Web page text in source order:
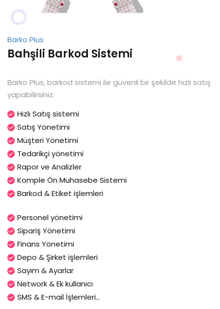
Barko Plus
Bahşili Barkod Sistemi
Barko Plus, barkod sistemi ile güvenli bir şekilde hızlı satış
yapabilirsiniz.
Hızlı Satış sistemi
Satış Yönetimi
Müşteri Yönetimi
Tedarikçi yönetimi
Rapor ve Analizler
Komple Ön Muhasebe Sistemi
Barkod & Etiket işlemleri
Personel yönetimi
Sipariş Yönetimi
Finans Yönetimi
Depo & Şirket işlemleri
Sayım & Ayarlar
Network & Ek kullanıcı
SMS & E-mail İşlemleri...